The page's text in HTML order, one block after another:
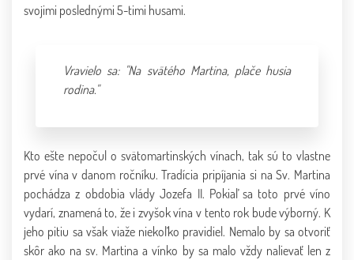
svojimi poslednými 5-timi husami.
Vravielo sa: "Na svätého Martina, plače husia
rodina."
Kto ešte nepočul o svätomartinských vínach, tak sú to vlastne
prvé vína v danom ročníku. Tradícia pripíjania si na Sv. Martina
pochádza z obdobia vlády Jozefa II. Pokiaľ sa toto prvé víno
vydarí, znamená to, že i zvyšok vína v tento rok bude výborný. K
jeho pitiu sa však viaže niekoľko pravidiel. Nemalo by sa otvoriť
skôr ako na sv. Martina a vínko by sa malo vždy nalievať len z